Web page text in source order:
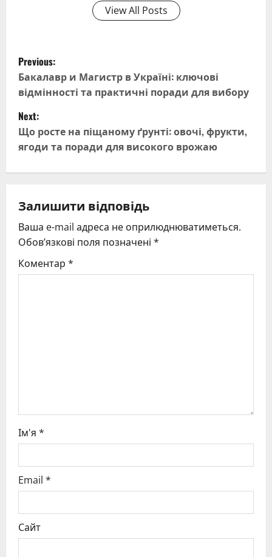
View All Posts
P
o
s
t
n
v
i
g
Previous:
Бакалавр и Магистр в Україні: ключові
відмінності та практичні поради для вибору
Next:
Що росте на піщаному ґрунті: овочі, фрукти,
ягоди та поради для високого врожаю
Залишити відповідь
Ваша e-mail адреса не оприлюднюватиметься.
Обов’язкові поля позначені *
Коментар *
Ім'я *
Email *
Сайт